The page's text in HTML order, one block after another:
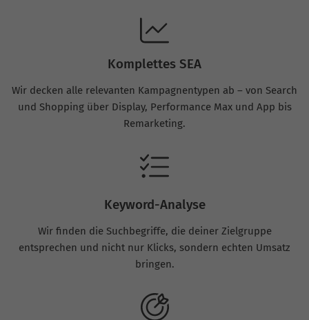
Komplettes SEA
Wir decken alle relevanten Kampagnentypen ab – von Search
und Shopping über Display, Performance Max und App bis
Remarketing.
Keyword-Analyse
Wir finden die Suchbegriffe, die deiner Zielgruppe
entsprechen und nicht nur Klicks, sondern echten Umsatz
bringen.